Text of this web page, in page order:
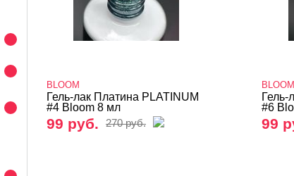
BLOOM
Гель-лак Платина PLATINUM
#4 Bloom 8 мл
99 руб. 270 руб.
BLOOM
Гель-
#6
99